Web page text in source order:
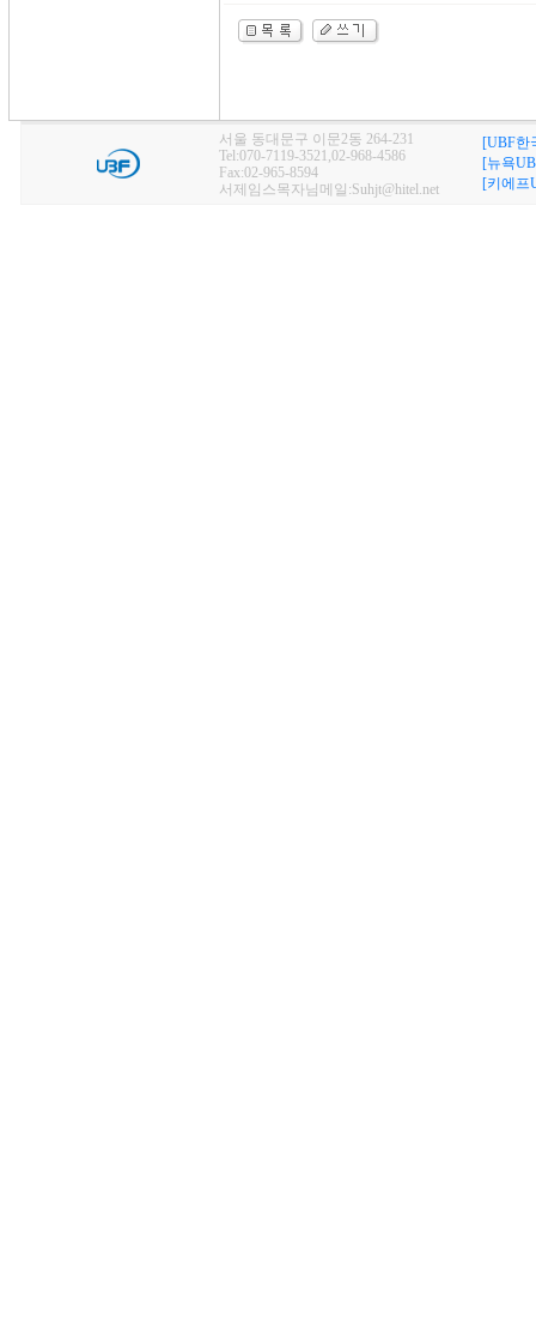
서울 동대문구 이문2동 264-231
Tel:070-7119-3521,02-968-4586
Fax:02-965-8594
서제임스목자님메일:Suhjt@hitel.net
[UBF한
[뉴욕
[키에프